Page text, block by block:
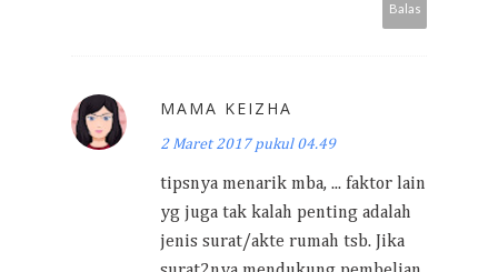
Balas
MAMA KEIZHA
2 Maret 2017 pukul 04.49
tipsnya menarik mba, ... faktor lain
yg juga tak kalah penting adalah
jenis surat/akte rumah tsb. Jika